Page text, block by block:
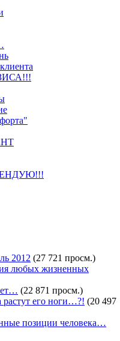
2012 (27 721 просм.)
любых жизненных
(22 871 просм.)
его ноги…?! (20 497
позиции человека…